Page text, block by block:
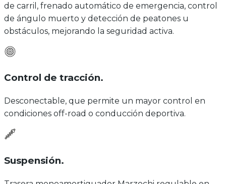
de carril, frenado automático de emergencia, control
de ángulo muerto y detección de peatones u
obstáculos, mejorando la seguridad activa.
Control de tracción.
Desconectable, que permite un mayor control en
condiciones off-road o conducción deportiva.
Suspensión.